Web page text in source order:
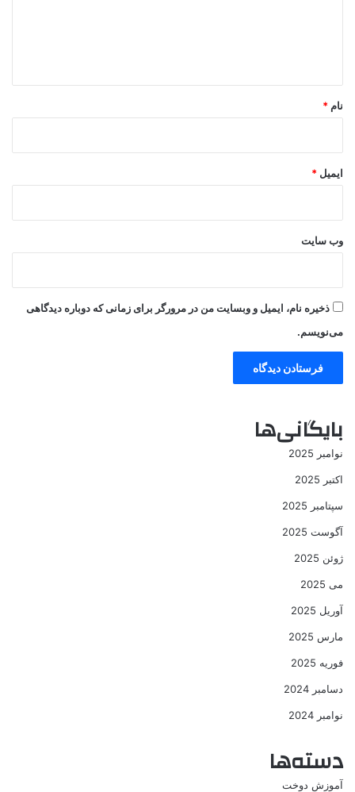
نام *
ایمیل *
وب‌ سایت
ذخیره نام، ایمیل و وبسایت من در مرورگر برای زمانی که دوباره دیدگاهی
می‌نویسم.
بایگانی‌ها
نوامبر 2025
اکتبر 2025
سپتامبر 2025
آگوست 2025
ژوئن 2025
می 2025
آوریل 2025
مارس 2025
فوریه 2025
دسامبر 2024
نوامبر 2024
دسته‌ها
آموزش دوخت